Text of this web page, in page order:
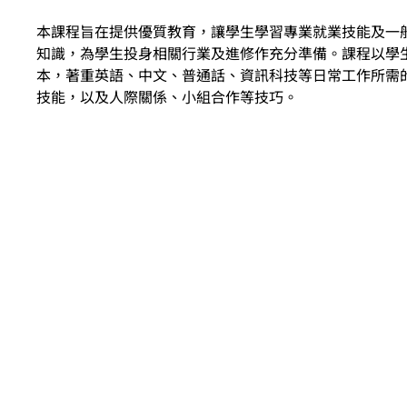
本課程旨在提供優質教育，讓學生學習專業就業技能及一
知識，為學生投身相關行業及進修作充分準備。課程以學
本，著重英語、中文、普通話、資訊科技等日常工作所需
技能，以及人際關係、小組合作等技巧。